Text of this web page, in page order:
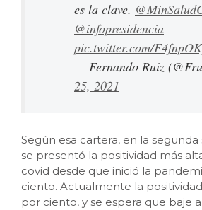
es la clave. ⁦
@infopresidencia
pic.twitter.com/
— Fernando Ruiz
25, 2021
Según esa cartera, en la
se presentó la positividad más
covid desde que inició la
ciento. Actualmente la
por ciento, y se espera que baje